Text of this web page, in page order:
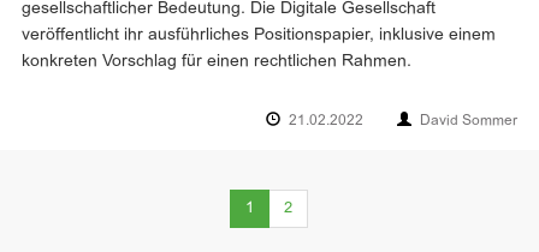
gesellschaftlicher Bedeutung. Die Digitale Gesellschaft
veröffentlicht ihr ausführliches Positionspapier, inklusive einem
konkreten Vorschlag für einen rechtlichen Rahmen.
21.02.2022 David Sommer
1 (current)
2